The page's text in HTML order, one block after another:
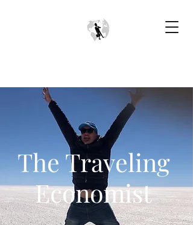
The Traveling
Economist